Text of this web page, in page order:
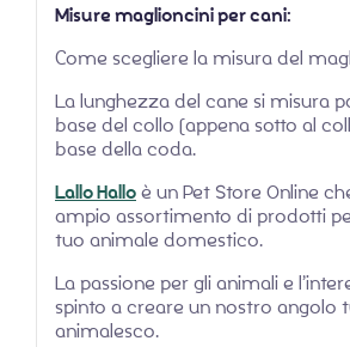
Misure maglioncini per cani:
Come scegliere la misura del
La lunghezza del cane si misura
base del collo (appena sotto al
base della coda.
Lallo Halloè un Pet Store Online
ampio assortimento di prodotti
tuo animale domestico.
La passione per gli animali e
spinto a creare un nostro angolo
animalesco.